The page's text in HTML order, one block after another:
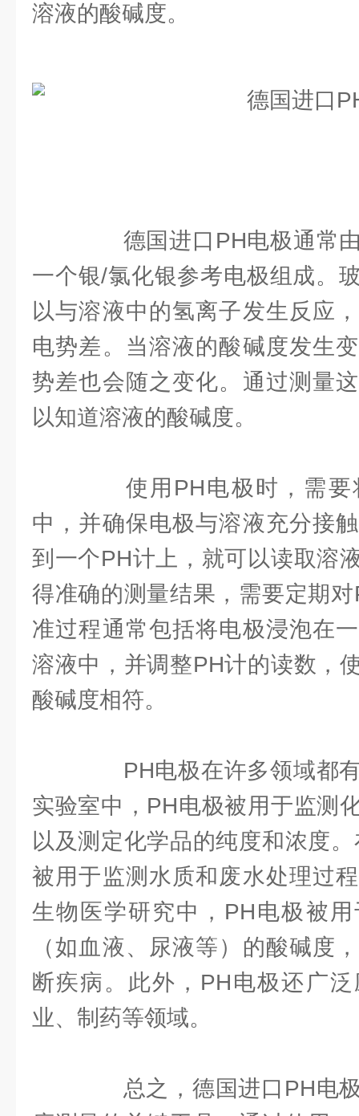
溶液的酸碱度。
德国进口PH电极通常由
一个银/氯化银参考电极组成。
以与溶液中的氢离子发生反应
电势差。当溶液的酸碱度发生
势差也会随之变化。通过测量
以知道溶液的酸碱度。
使用PH电极时，需要
中，并确保电极与溶液充分接
到一个PH计上，就可以读取溶
得准确的测量结果，需要定期
准过程通常包括将电极浸泡在
溶液中，并调整PH计的读数，
酸碱度相符。
PH电极在许多领域都有
实验室中，PH电极被用于监测
以及测定化学品的纯度和浓度
被用于监测水质和废水处理过
生物医学研究中，PH电极被
（如血液、尿液等）的酸碱度
断疾病。此外，PH电极还广
业、制药等领域。
总之，德国进口PH电极